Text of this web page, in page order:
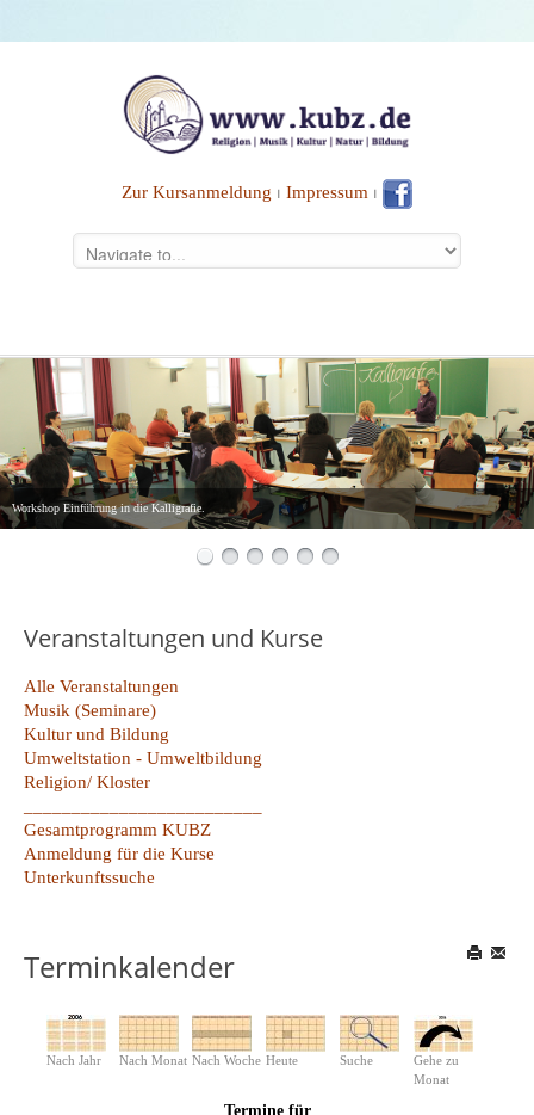
Zur Kursanmeldung ⏐ Impressum ⏐
Workshop Einführung in die Kalligrafie.
Veranstaltungen und Kurse
Alle Veranstaltungen
Musik (Seminare)
Kultur und Bildung
Umweltstation - Umweltbildung
Religion/ Kloster
Gesamtprogramm KUBZ
Anmeldung für die Kurse
Unterkunftssuche
Terminkalender
Nach Jahr Nach Monat Nach Woche Heute Suche
Gehe zu
Monat
Termine für